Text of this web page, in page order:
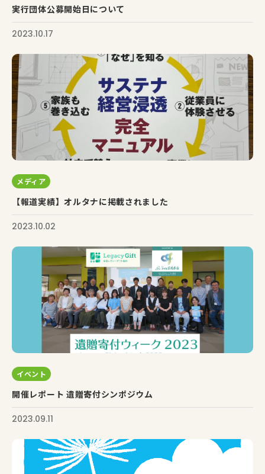
実行団体公募開始日について
2023.10.17
メディア
【報道実績】オルタナに掲載されました
2023.10.02
イベント
開催レポート 遺贈寄付シンポジウム
2023.09.11